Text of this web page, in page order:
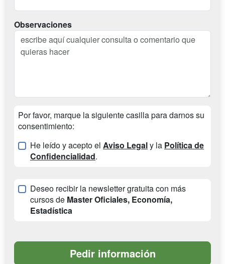
Observaciones
Por favor, marque la siguiente casilla para darnos su
consentimiento:
He leído y acepto el Aviso Legaly la Política de
Confidencialidad.
Deseo recibir la newsletter gratuita con más
cursos de Master Oficiales, Economía,
Estadística